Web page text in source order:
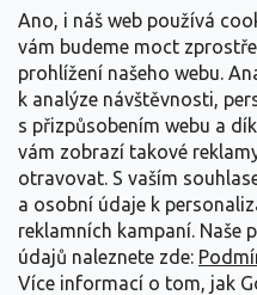
Ano, i náš web používá
vám budeme moct
prohlížení našeho webu.
k analýze návštěvnosti,
s přizpůsobením webu a
vám zobrazí takové
otravovat. S vaším
a osobní údaje k
reklamních kampaní. Naše
údajů naleznete zde:
Více informací o tom, jak
nebo'Fleurette'
výbornou
jahody hned
Holandská kvalita:
'Darselect'jsou
plody, které vypadají
poctivě "jahodově".
Unikáty do
skvělou volbou pro
raností a vysokou
kořenového systému.